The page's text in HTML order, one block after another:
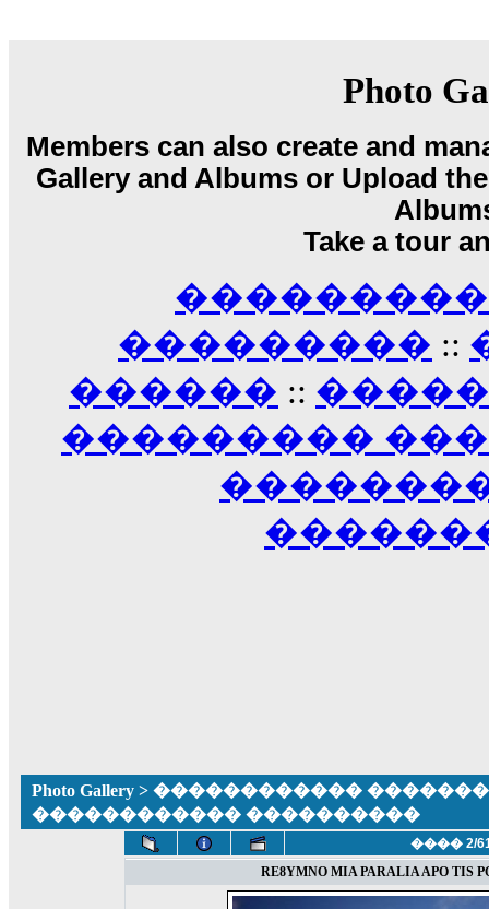
Echo, ���� �� ������� ��
������ �� �����.. "������" ���
15:33
��������� ����, ���������
����� ��������� ��
������! ��� ������ �� �����...
������� ���� ���� ������;
Photo
Members can also create and
Gallery and Albums or Upload
Take a tour
���������
��������� ::
������ ::
���������
Photo Gallery > ������������ ��������
������������ ����������
���� 2/
RE8YMNO MIA PARALIA APO TIS